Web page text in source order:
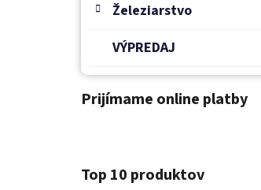
Železiarstvo
VÝPREDAJ
Prijímame online platby
Top 10 produktov